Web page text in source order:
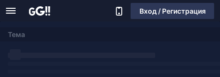
Вход / Регистрация
Тема